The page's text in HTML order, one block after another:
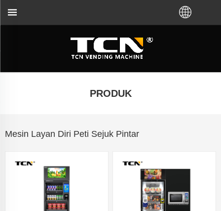
PRODUK
Mesin Layan Diri Peti Sejuk Pintar
anda untuk panduan mesin layan diri dan